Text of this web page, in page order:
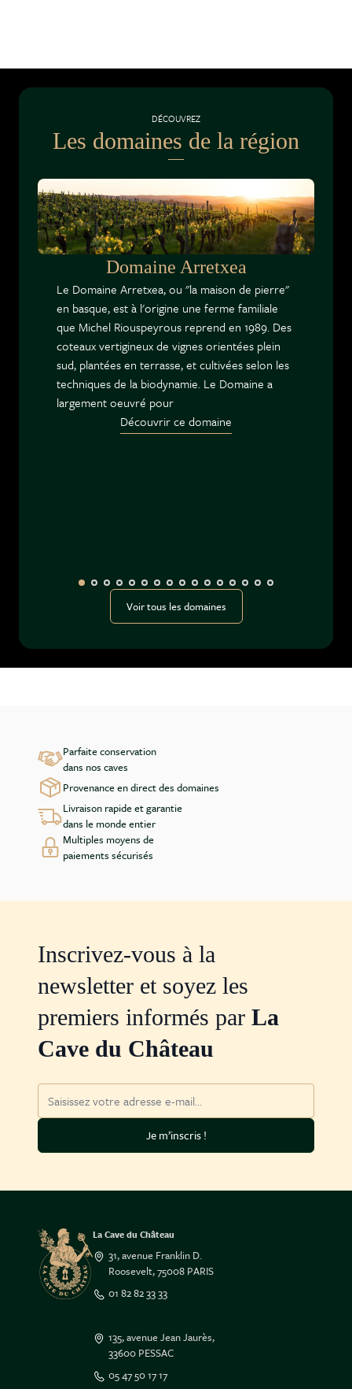
DÉCOUVREZ
Les domaines de la région
Domaine Arretxea
Le Domaine Arretxea, ou "la maison de pierre"
en basque, est à l'origine une ferme familiale
que Michel Riouspeyrous reprend en 1989. Des
coteaux vertigineux de vignes orientées plein
sud, plantées en terrasse, et cultivées selon les
techniques de la biodynamie. Le Domaine a
largement oeuvré pour
Découvrir ce domaine
Voir tous les domaines
Parfaite conservation
dans nos caves
Provenance en direct des domaines
Livraison rapide et garantie
dans le monde entier
Multiples moyens de
paiements sécurisés
Inscrivez-vous à la
newsletter et soyez les
premiers informés par La
Cave du Château
Je m’inscris !
La Cave du Château
31, avenue Franklin D.
Roosevelt, 75008 PARIS
01 82 82 33 33
135, avenue Jean Jaurès,
33600 PESSAC
05 47 50 17 17